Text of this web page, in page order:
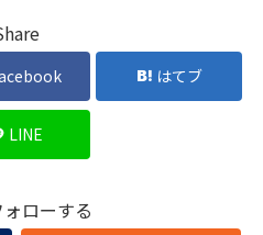
はてブ
LINE
ローする